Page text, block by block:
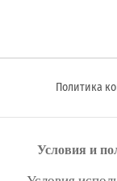
Политика
Условия и